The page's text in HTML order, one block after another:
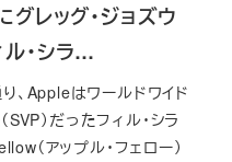
レッグ・ジョズウ
ル・シラ…
、Appleはワールドワイド
）だったフィル・シラ
（アップル・フェロー）